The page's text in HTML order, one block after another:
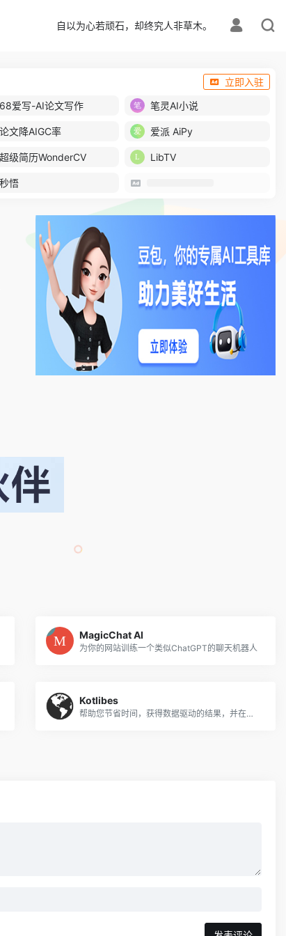
自以为心若顽石，却终究人非草木。
立即入驻
68爱写-AI论文写作 笔灵AI小说
论文降AIGC率 爱派 AiPy
超级简历WonderCV LibTV
秒悟
MagicChat AI
为你的网站训练一个类似ChatGPT的聊天机器人
Kotlibes
帮助您节省时间，获得数据驱动的结果，并在营销游戏中保持领先地位。